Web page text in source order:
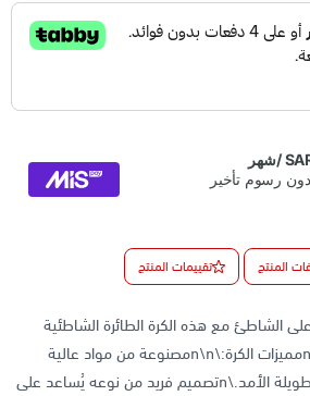
المنتج تقييمات المنتج
الشاطئ مع هذه الكرة الطائرة الشاطئية
عالية الجودة من متجرنا!\n\nمميزات الكرة:\n\nمصنوعة من مواد عالية
الجودة، مما يجعلها متينة وطويلة الأمد.\nتصميم فريد من نوعه يُساعد على